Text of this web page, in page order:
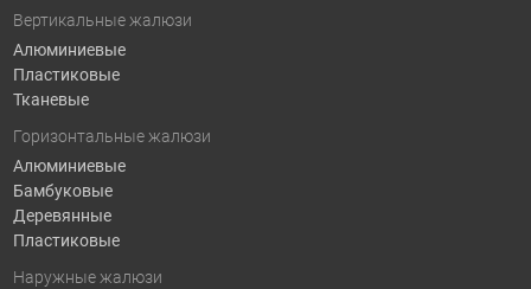
Вертикальные жалюзи
Алюминиевые
Пластиковые
Тканевые
Горизонтальные жалюзи
Алюминиевые
Бамбуковые
Деревянные
Пластиковые
Наружные жалюзи